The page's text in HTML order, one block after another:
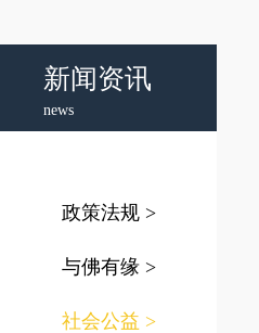
新闻资讯
news
政策法规 >
与佛有缘 >
社会公益 >